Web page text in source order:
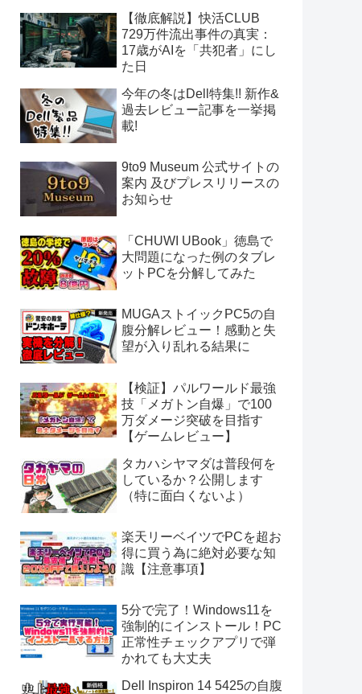
【徹底解説】快活CLUB
729万件流出事件の真実：
17歳がAIを「共犯者」にし
た日
今年の冬はDell特集!! 新作&
過去レビュー記事を一挙掲
載!
9to9 Museum 公式サイトの
案内 及びプレスリリースの
お知らせ
「CHUWI UBook」徳島で
大問題になった例のタブレ
ットPCを分解してみた
MUGAストイックPC5の自
腹分解レビュー！感動と失
望が入り乱れる結果に
【検証】パルワールド最強
技「メガトン自爆」で100
万ダメージ突破を目指す
【ゲームレビュー】
タカハシヤマダは普段何を
しているか？公開します
（特に面白くないよ）
楽天リーベイツでPCを超お
得に買う為に絶対必要な知
識【注意事項】
5分で完了！Windows11を
強制的にインストール！PC
正常性チェックアプリで弾
かれても大丈夫
Dell Inspiron 14 5425の自腹